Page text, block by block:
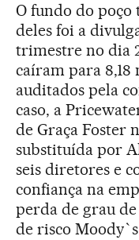
O fundo do poço
deles foi a
trimestre no dia
caíram para 8,18
auditados pela
caso, a
de Graça Foster
substituída por
seis diretores e
confiança na
perda de grau
de risco